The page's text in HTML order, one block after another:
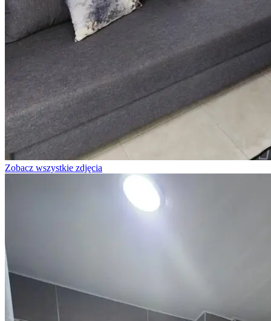
Zobacz wszystkie zdjęcia